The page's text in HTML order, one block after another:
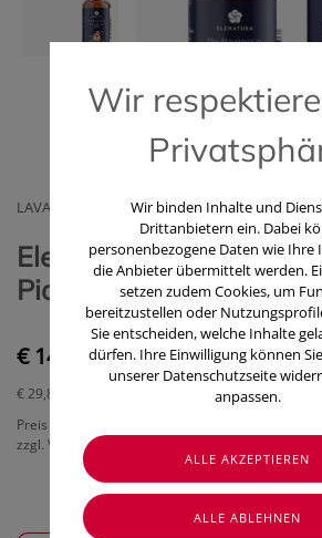
LAVANDA GMBH
Elenatura Raumspray
Pia 50ml
€ 14,90
€ 29,80
Preis inkl. MwSt.
zzgl. Versandkosten
Wir
Wir binden Inhalte und
Drittanbietern ein. Dabei
personenbezogene Daten wie Ihre
die Anbieter übermittelt werden.
setzen zudem Cookies, um
bereitzustellen oder
Sie entscheiden, welche Inhalte
dürfen. Ihre Einwilligung können
unserer Datenschutzseite
anpassen.